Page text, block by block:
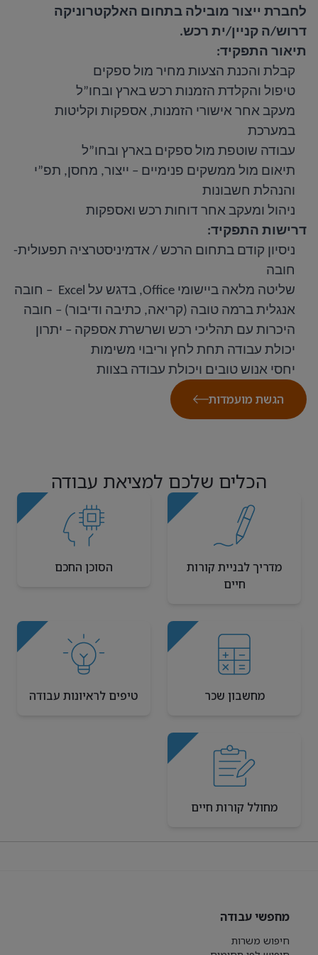
לחברת ייצור מובילה בתחום האלקטרוניקה
דרוש/ה קניין/ית רכש.
תיאור התפקיד:
קבלת והכנת הצעות מחיר מול ספקים
טיפול והקלדת הזמנות רכש בארץ ובחו”ל
מעקב אחר אישורי הזמנות, אספקות וקליטות
במערכת
עבודה שוטפת מול ספקים בארץ ובחו”ל
תיאום מול ממשקים פנימיים – ייצור, מחסן, תפ”י
והנהלת חשבונות
ניהול ומעקב אחר דוחות רכש ואספקות
דרישות התפקיד:
ניסיון קודם בתחום הרכש / אדמיניסטרציה תפעולית-
חובה
שליטה מלאה ביישומי Office, בדגש על Excel – חובה
אנגלית ברמה טובה (קריאה, כתיבה ודיבור) – חובה
היכרות עם תהליכי רכש ושרשרת אספקה – יתרון
יכולת עבודה תחת לחץ וריבוי משימות
יחסי אנוש טובים ויכולת עבודה בצוות
הגשת מועמדות
הכלים שלכם למציאת עבודה
מדריך לבניית קורות
חיים
הסוכן החכם
מחשבון שכר טיפים לראיונות עבודה
מחולל קורות חיים
מחפשי עבודה
חיפוש משרות